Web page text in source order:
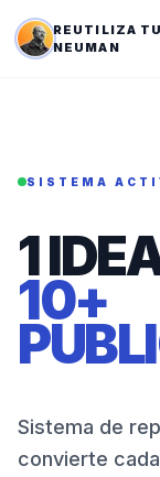
REUTILIZA
NEUMAN
SISTEMA
1
10+
Sistema de
convierte